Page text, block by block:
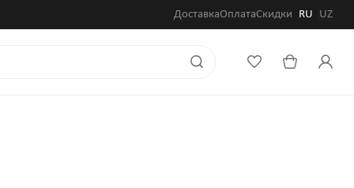
ДоставкаОплатаСкидки RU UZ